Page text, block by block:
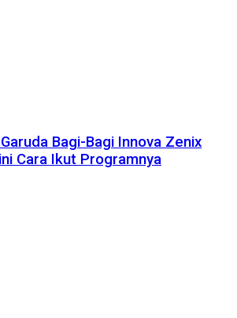
Bagi-Bagi Innova Zenix
Cara Ikut Programnya